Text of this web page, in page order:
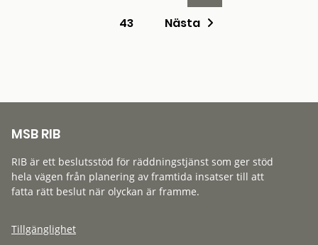
43
Nästa
MSB RIB
RIB är ett beslutsstöd för räddningstjänst som ger stöd
hela vägen från planering av framtida insatser till att
fatta rätt beslut när olyckan är framme.
Tillgänglighet